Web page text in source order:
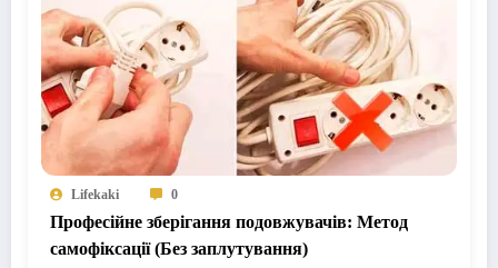
Lifekaki 0
Професійне зберігання подовжувачів: Метод
самофіксації (Без заплутування)